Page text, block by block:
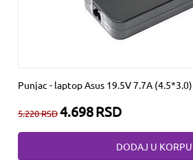
Punjac - laptop Asus 19.5V 7.7A (4.5*3.0)
5.220RSD4.698RSD
DODAJ U KORPU